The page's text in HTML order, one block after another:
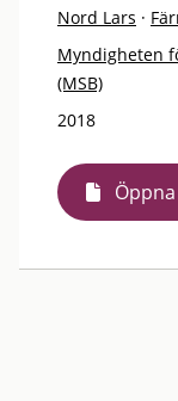
Nord Lars ·
Myndigheten
(MSB)
2018